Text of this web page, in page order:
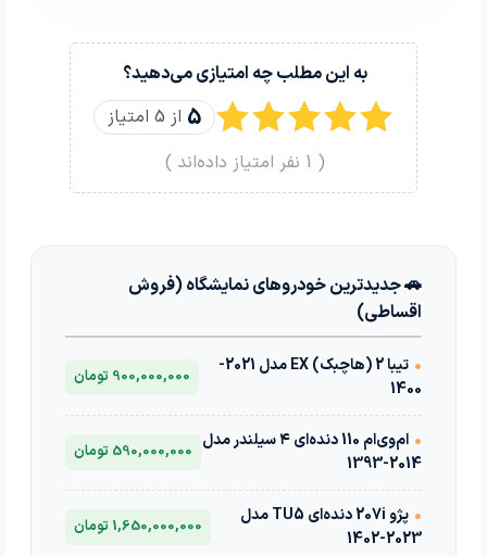
به این مطلب چه امتیازی می‌دهید؟
5 از 5 امتیاز
(
1 نفر امتیاز داده‌اند )
🚗 جدیدترین خودروهای نمایشگاه (فروش
اقساطی)
•
تیبا 2 (هاچبک) EX مدل 2021-
1400
900,000,000 تومان
•
ام‌وی‌ام 110 دنده‌ای ۴ سیلندر مدل
2014-1393
590,000,000 تومان
•
پژو 207i دنده‌ای TU5 مدل
2023-1402
1,650,000,000 تومان